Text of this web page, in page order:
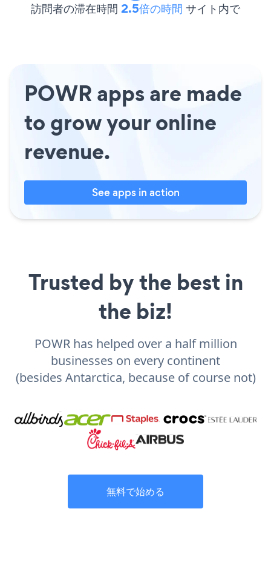
訪問者の滞在時間 2.5倍の時間 サイト内で
POWR apps are made
to grow your online
revenue.
See apps in action
Trusted by the best in
the biz!
POWR has helped over a half million
businesses on every continent
(besides Antarctica, because of course not)
無料で始める